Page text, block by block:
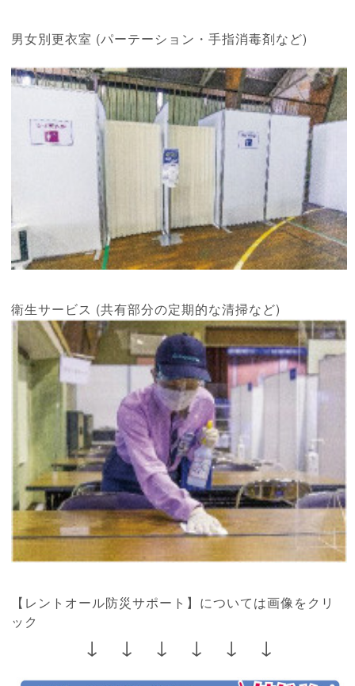
男女別更衣室 (パーテーション・手指消毒剤など)
衛生サービス (共有部分の定期的な清掃など)
【レントオール防災サポート】については画像をクリ
ック
↓ ↓ ↓ ↓ ↓ ↓